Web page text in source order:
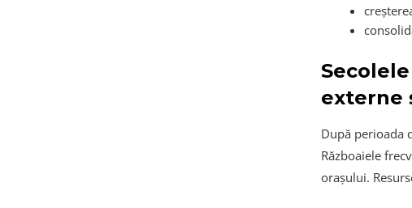
externe
După perioada
Războaiele
orașului.